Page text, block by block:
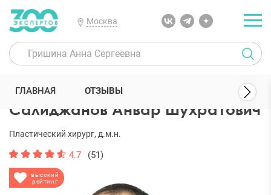
Москва
300 Экспертов Пластические хирурги Салиджанов Анвар
Салиджанов Анвар Шухратович
высокий
рейтинг
Пластический хирург, д.м.н.
4.7 (51)
ГЛАВНАЯ ОТЗЫВЫ